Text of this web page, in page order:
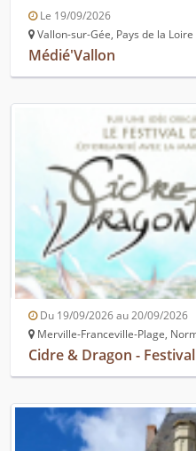
Le 19/09/2026
Vallon-sur-Gée, Pays de la Loire
Médié'Vallon
Du 19/09/2026 au 20/09/2026
Merville-Franceville-Plage,
Cidre & Dragon -